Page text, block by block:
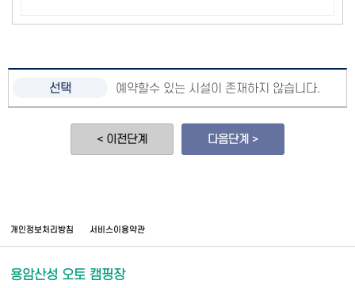
예약할수 있는 시설이 존재하지 않습니다.
< 이전단계 다음단계 >
개인정보처리방침 서비스이용약관
용암산성 오토 캠핑장